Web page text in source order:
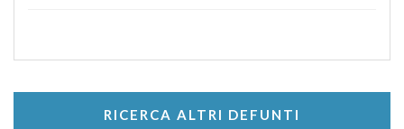
RICERCA ALTRI DEFUNTI